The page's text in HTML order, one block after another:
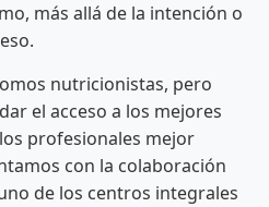
más allá de la intención o
nutricionistas, pero
el acceso a los mejores
profesionales mejor
con la colaboración
de los centros integrales